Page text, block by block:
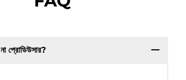
প্রোডিউসার?